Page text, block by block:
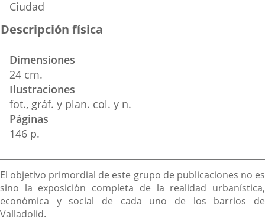
Ciudad
Descripción física
Dimensiones
24 cm.
Ilustraciones
fot., gráf. y plan. col. y n.
Páginas
146 p.
Descripción
El objetivo primordial de este grupo de publicaciones no es
sino la exposición completa de la realidad urbanística,
económica y social de cada uno de los barrios de
Valladolid.